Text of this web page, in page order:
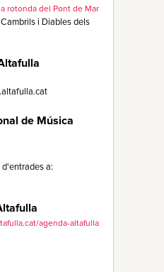
rotonda del Pont de Mar
i Diables dels
de Música
d'entrades a:
agenda-altafulla